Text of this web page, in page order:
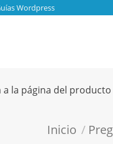
Wordpress
la página del
Estás aquí:
Inicio